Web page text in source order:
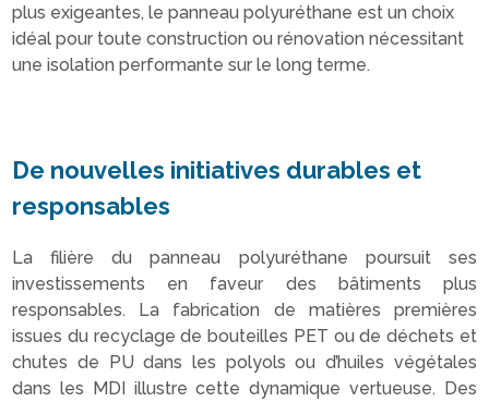
plus exigeantes, le panneau polyuréthane est un choix
idéal pour toute construction ou rénovation nécessitant
une isolation performante sur le long terme.
De nouvelles initiatives durables et
responsables
La filière du panneau polyuréthane poursuit ses
investissements en faveur des bâtiments plus
responsables. La fabrication de matières premières
issues du recyclage de bouteilles PET ou de déchets et
chutes de PU dans les polyols ou d’huiles végétales
dans les MDI illustre cette dynamique vertueuse. Des